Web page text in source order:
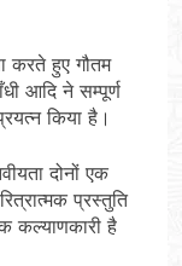
करते हुए गौतम
आदि ने सम्पूर्ण
किया है।
दोनों एक
प्रस्तुति
कल्याणकारी है